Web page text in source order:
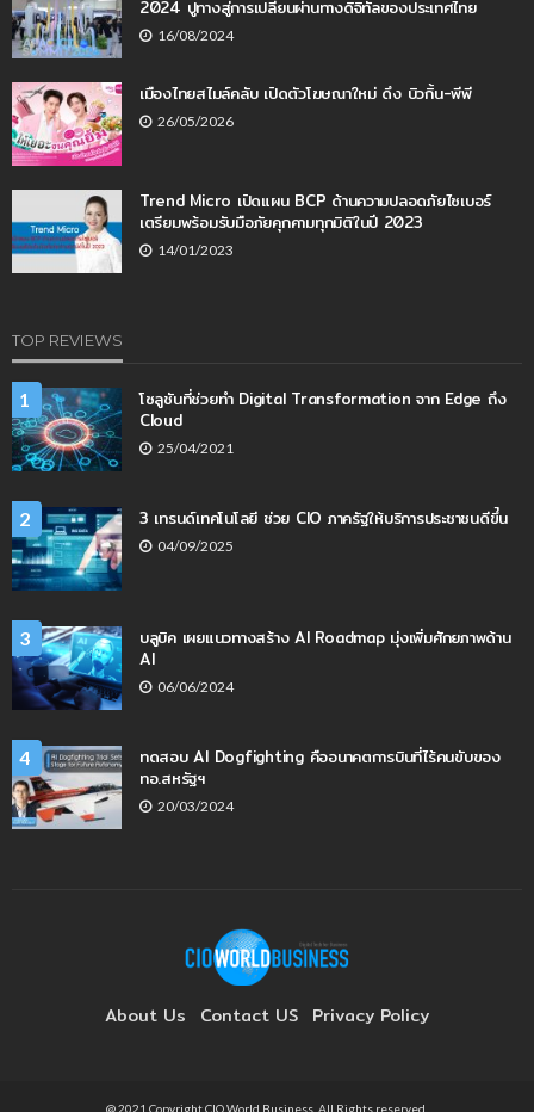
2024 ปูทางสู่การเปลี่ยนผ่านทางดิจิทัลของประเทศไทย
16/08/2024
เมืองไทยสไมล์คลับ เปิดตัวโฆษณาใหม่ ดึง บิวกิ้น-พีพี
26/05/2026
Trend Micro เปิดแผน BCP ด้านความปลอดภัยไซเบอร์
เตรียมพร้อมรับมือภัยคุกคามทุกมิติในปี 2023
14/01/2023
TOP REVIEWS
1
โซลูชันที่ช่วยทำ Digital Transformation จาก Edge ถึง
Cloud
25/04/2021
2 3 เทรนด์เทคโนโลยี ช่วย CIO ภาครัฐให้บริการประชาชนดีขึ่้น
04/09/2025
3
บลูบิค เผยแนวทางสร้าง AI Roadmap มุ่งเพิ่มศักยภาพด้าน
AI
06/06/2024
4
ทดสอบ AI Dogfighting คืออนาคตการบินที่ไร้คนขับของ
ทอ.สหรัฐฯ
20/03/2024
About Us Contact US Privacy Policy
@ 2021 Copyright CIO World Business. All Rights reserved.